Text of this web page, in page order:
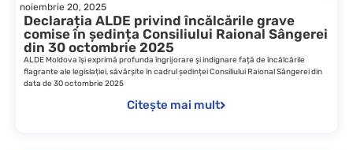
noiembrie 20, 2025
Declarația ALDE privind încălcările grave
comise în ședința Consiliului Raional Sângerei
din 30 octombrie 2025
ALDE Moldova își exprimă profunda îngrijorare și indignare față de încălcările
flagrante ale legislației, săvârșite în cadrul ședinței Consiliului Raional Sângerei din
data de 30 octombrie 2025
Citește mai mult